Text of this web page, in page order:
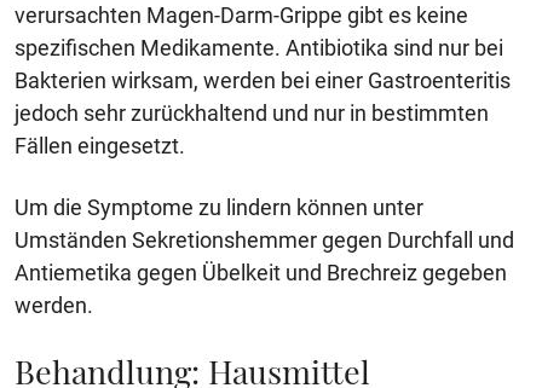
verursachten Magen-Darm-Grippe gibt es keine
spezifischen Medikamente. Antibiotika sind nur bei
Bakterien wirksam, werden bei einer Gastroenteritis
jedoch sehr zurückhaltend und nur in bestimmten
Fällen eingesetzt.
Um die Symptome zu lindern können unter
Umständen Sekretionshemmer gegen Durchfall und
Antiemetika gegen Übelkeit und Brechreiz gegeben
werden.
Behandlung: Hausmittel